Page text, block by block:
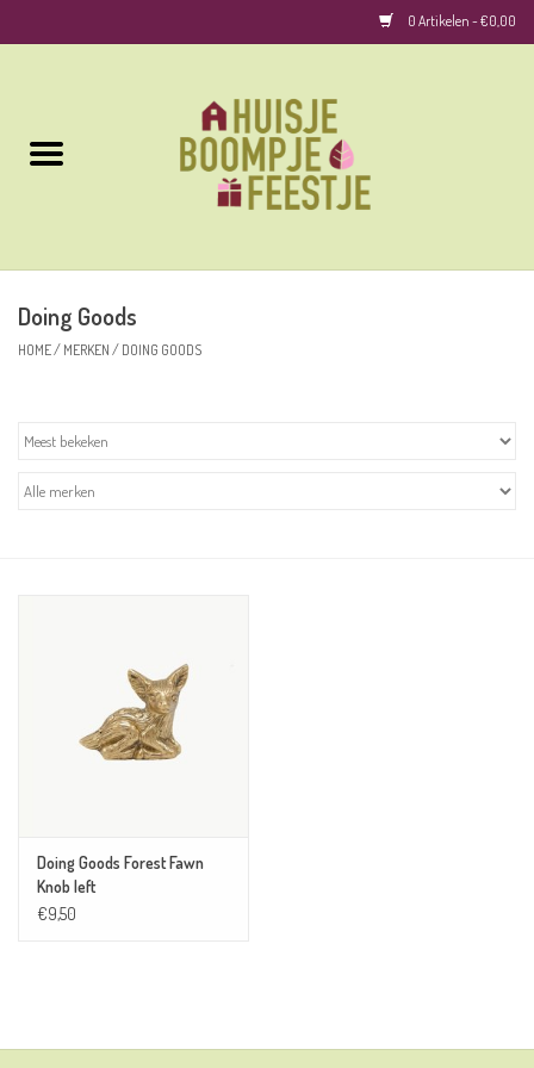
0 Artikelen - €0,00
Woonaccessoires
Doing Goods
HOME/ MERKEN / DOING GOODS
Doing Goods Forest Fawn
Knob left
€9,50